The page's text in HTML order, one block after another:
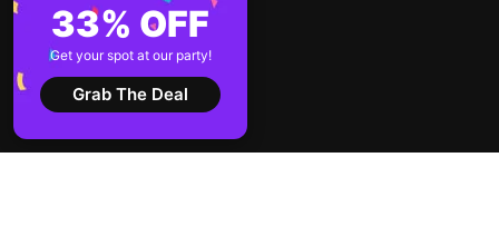
Cómo incrustar formularios en
cualquier sitio web en línea y
gratis
Ver todas las entradas
33% OFF
Get your spot at our party!
Grab The Deal